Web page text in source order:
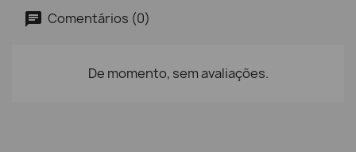
Comentários (0)
De momento, sem avaliações.